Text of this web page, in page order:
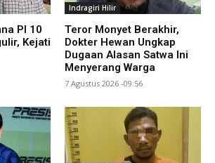
PI 10
Kejati
Indragiri Hilir
Teror Monyet Berakhir,
Dokter Hewan Ungkap
Dugaan Alasan Satwa Ini
Menyerang Warga
7 Agustus 2026 -09:56